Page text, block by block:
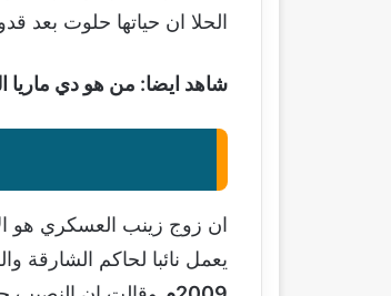
الحلا ان حياتها حلوت بعد
شاهد ايضا: من هو دي ماريا
ان زوج زينب العسكري هو
يعمل نائبا لحاكم